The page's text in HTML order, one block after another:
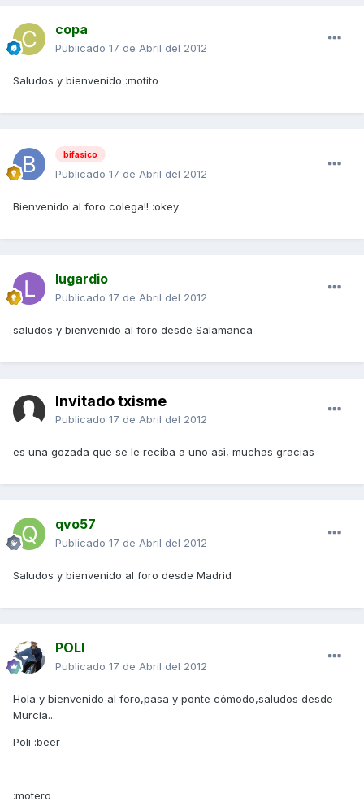
copa
Publicado 17 de Abril del 2012
Saludos y bienvenido :motito
bifasico
Publicado 17 de Abril del 2012
Bienvenido al foro colega!! :okey
lugardio
Publicado 17 de Abril del 2012
saludos y bienvenido al foro desde Salamanca
Invitado txisme
Publicado 17 de Abril del 2012
es una gozada que se le reciba a uno asì, muchas gracias
qvo57
Publicado 17 de Abril del 2012
Saludos y bienvenido al foro desde Madrid
POLI
Publicado 17 de Abril del 2012
Hola y bienvenido al foro,pasa y ponte cómodo,saludos desde
Murcia...
Poli :beer
:motero